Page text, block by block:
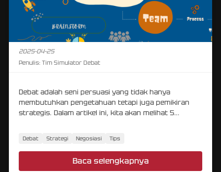
2025-04-25
Penulis: Tim Simulator Debat
Debat adalah seni persuasi yang tidak hanya
membutuhkan pengetahuan tetapi juga pemikiran
strategis. Dalam artikel ini, kita akan melihat 5
Debat Strategi Negosiasi Tips
Baca selengkapnya